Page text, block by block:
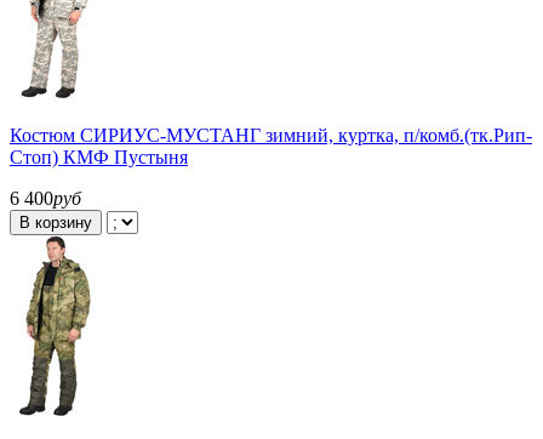
Костюм СИРИУС-МУСТАНГ зимний, куртка, п/комб.(тк.Рип-
Стоп) КМФ Пустыня
6 400руб
В корзину